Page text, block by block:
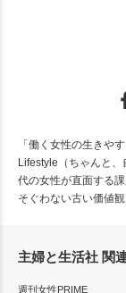
「働く女性の生きや
Lifestyle（ちゃんと
代の女性が直面する
そぐわない古い価値
主婦と生活社 関
週刊女性PRIME